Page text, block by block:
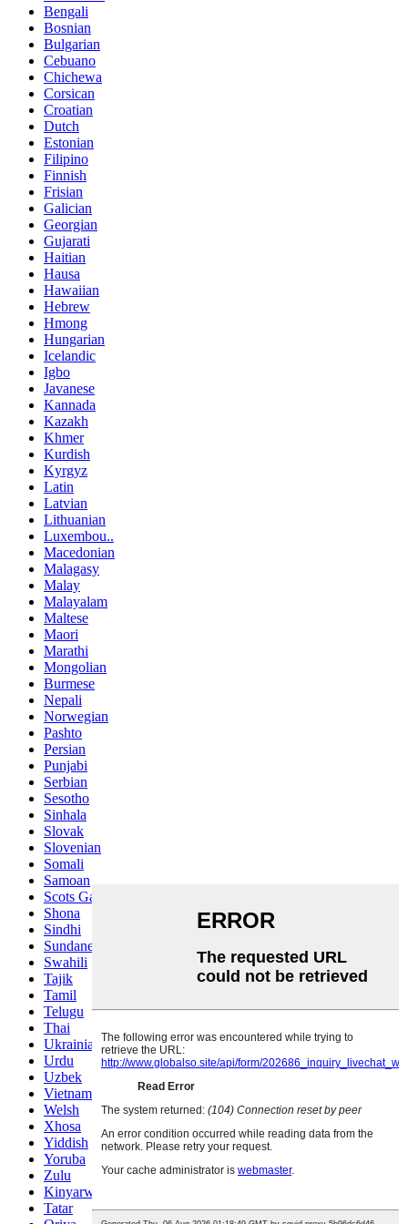
Bengali
Bosnian
Bulgarian
Cebuano
Chichewa
Corsican
Croatian
Dutch
Estonian
Filipino
Finnish
Frisian
Galician
Georgian
Gujarati
Haitian
Hausa
Hawaiian
Hebrew
Hmong
Hungarian
Icelandic
Igbo
Javanese
Kannada
Kazakh
Khmer
Kurdish
Kyrgyz
Latin
Latvian
Lithuanian
Luxembou..
Macedonian
Malagasy
Malay
Malayalam
Maltese
Maori
Marathi
Mongolian
Burmese
Nepali
Norwegian
Pashto
Persian
Punjabi
Serbian
Sesotho
Sinhala
Slovak
Slovenian
Somali
Samoan
Scots Gaelic
Shona
Sindhi
Sundanese
Swahili
Tajik
Tamil
Telugu
Thai
Ukrainian
Urdu
Uzbek
Vietnamese
Welsh
Xhosa
Yiddish
Yoruba
Zulu
Kinyarwanda
Tatar